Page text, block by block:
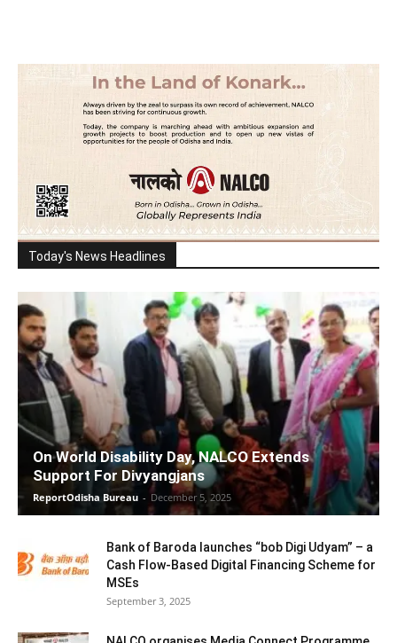
Today's News Headlines
On World Disability Day, NALCO Extends
Support For Divyangjans
ReportOdisha Bureau - December 5, 2025
Bank of Baroda launches “bob Digi Udyam” – a
Cash Flow-Based Digital Financing Scheme for
MSEs
September 3, 2025